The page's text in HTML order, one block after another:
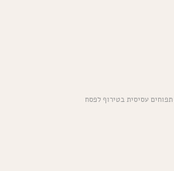
תפוחים עסיסית בטירוף לפסח